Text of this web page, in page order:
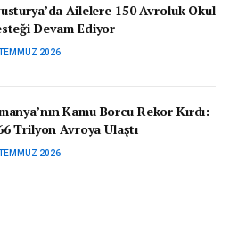
Ailelere 150 Avroluk Okul
Devam Ediyor
2026
Kamu Borcu Rekor Kırdı:
Trilyon Avroya Ulaştı
2026